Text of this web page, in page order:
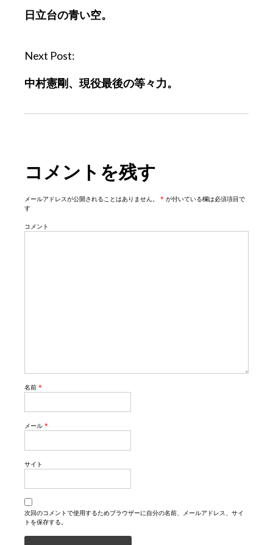
s
n
v
n
日立台の青い空。
Next Post:
中村憲剛、現役最後の等々力。
コメントを残す
メールアドレスが公開されることはありません。 * が付いている欄は必須項目で
す
コメント
名前 *
メール *
サイト
次回のコメントで使用するためブラウザーに自分の名前、メールアドレス、サイ
トを保存する。